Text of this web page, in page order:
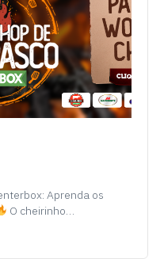
Aprenda os
O cheirinho…